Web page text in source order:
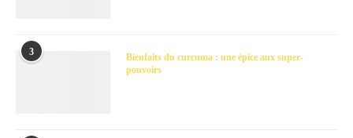
3
Bienfaits du curcuma : une épice aux super-
pouvoirs